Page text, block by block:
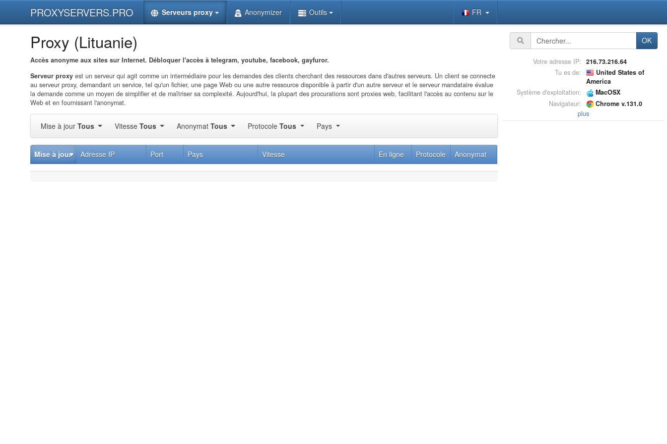
PROXYSERVERS.PRO Serveurs proxy Anonymizer Outils FR
Proxy (Lituanie)
Accès anonyme aux sites sur Internet. Débloquer l'accès à telegram, youtube, facebook, gayfuror.
Serveur proxy est un serveur qui agit comme un intermédiaire pour les demandes des clients cherchant des ressources dans d'autres serveurs. Un client se connecte
au serveur proxy, demandant un service, tel qu'un fichier, une page Web ou une autre ressource disponible à partir d'un autre serveur et le serveur mandataire évalue
la demande comme un moyen de simplifier et de maîtriser sa complexité. Aujourd'hui, la plupart des procurations sont proxies web, facilitant l'accès au contenu sur le
Web et en fournissant l'anonymat.
Mise à jour Tous Vitesse Tous Anonymat Tous Protocole Tous Pays
Mise à jour Adresse IP Port Pays Vitesse En ligne Protocole Anonymat
OK
Votre adresse IP:
216.73.216.64
Tu es de:
United States of
America
Système d'exploitation:
MacOSX
Navigateur:
Chrome v.131.0
plus